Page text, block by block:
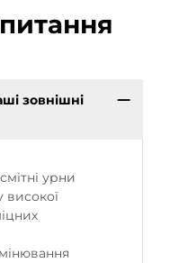
зовнішні
урни
високої